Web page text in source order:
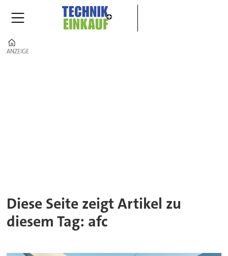
ANZEIGE
ANZEIGE
Diese Seite zeigt Artikel zu
diesem Tag: afc